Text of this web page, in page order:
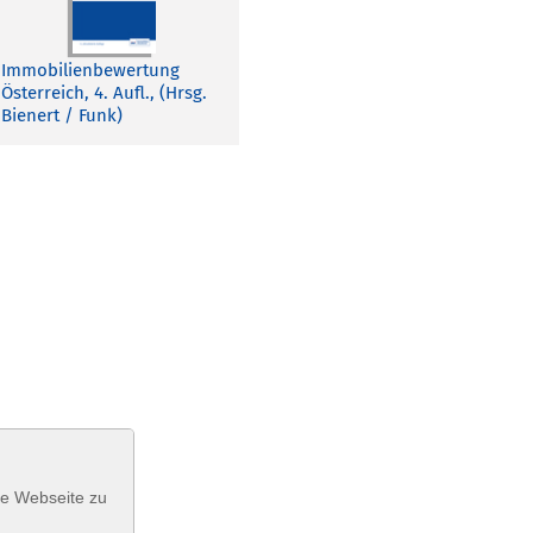
Immobilienbewertung
Österreich, 4. Aufl., (Hrsg.
Bienert / Funk)
Webseite zu